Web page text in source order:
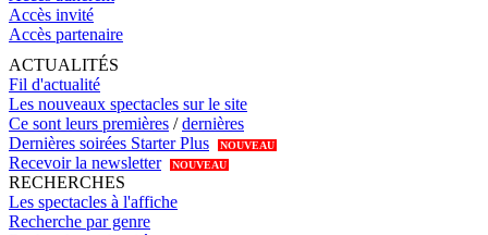
Accès invité
Accès partenaire
ACTUALITÉS
Fil d'actualité
Les nouveaux spectacles sur le site
Ce sont leurs premières /dernières
Dernières soirées Starter Plus
NOUVEAU
Recevoir la newsletter NOUVEAU
RECHERCHES
Les spectacles à l'affiche
Recherche par genre